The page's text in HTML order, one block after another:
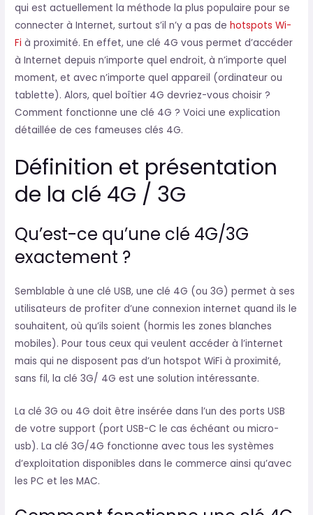
qui est actuellement la méthode la plus populaire pour se
connecter à Internet, surtout s’il n’y a pas dehotspots Wi-
Fi à proximité. En effet, une clé 4G vous permet d’accéder
à Internet depuis n’importe quel endroit, à n’importe quel
moment, et avec n’importe quel appareil (ordinateur ou
tablette). Alors, quel boîtier 4G devriez-vous choisir ?
Comment fonctionne une clé 4G ? Voici une explication
détaillée de ces fameuses clés 4G.
Définition et présentation
de la clé 4G / 3G
Qu’est-ce qu’une clé 4G/3G
exactement ?
Semblable à une clé USB, une clé 4G (ou 3G) permet à ses
utilisateurs de profiter d’une connexion internet quand ils le
souhaitent, où qu’ils soient (hormis les zones blanches
mobiles). Pour tous ceux qui veulent accéder à l’internet
mais qui ne disposent pas d’un hotspot WiFi à proximité,
sans fil, la clé 3G/ 4G est une solution intéressante.
La clé 3G ou 4G doit être insérée dans l’un des ports USB
de votre support (port USB-C le cas échéant ou micro-
usb). La clé 3G/4G fonctionne avec tous les systèmes
d’exploitation disponibles dans le commerce ainsi qu’avec
les PC et les MAC.